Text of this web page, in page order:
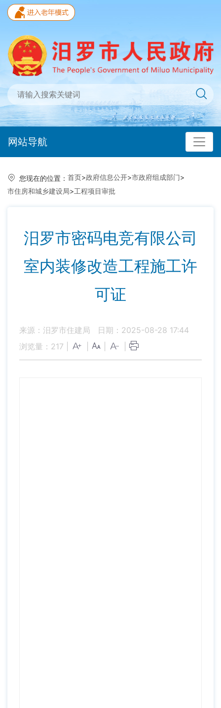
网站导航
您现在的位置： 首页>政府信息公开>市政府组成部门>
市住房和城乡建设局>工程项目审批
汨罗市密码电竞有限公司
室内装修改造工程施工许
可证
来源：汨罗市住建局
日期：2025-08-28 17:44
浏览量： 217